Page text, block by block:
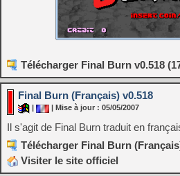
Télécharger Final Burn v0.518
Final Burn (Français) v0.518
| Mise à jour : 05/05/2007
Il s'agit de Final Burn traduit en
Télécharger Final Burn
Visiter le site officiel